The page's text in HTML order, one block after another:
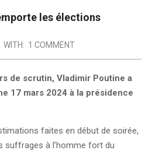
les élections
WITH: 1 COMMENT
de scrutin, Vladimir Poutine a
17 mars 2024 à la présidence
faites en début de soirée,
suffrages à l’homme fort du